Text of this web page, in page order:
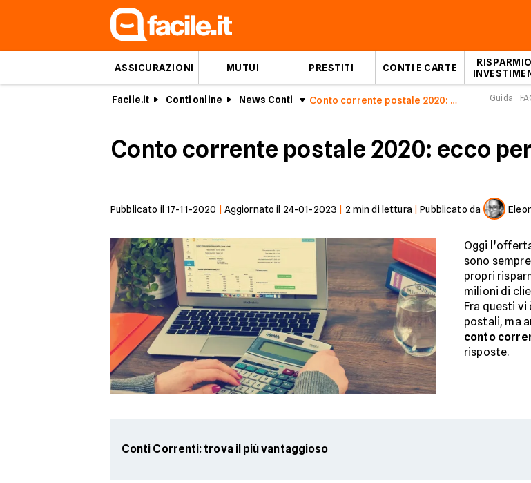
ASSICURAZIONI MUTUI PRESTITI CONTI E CARTE
Facile.it Conti online News Conti Conto corrente postale 2020: ecco perché conviene Guida
Conto corrente postale 2020: ecco
Pubblicato il 17-11-2020 Aggiornato il 24-01-2023 2 min di lettura |Pubblicato da
Oggi
sono
propri
milioni di
Fra questi vi
postali, ma
conto
risposte.
Conti Correnti: trova il più vantaggioso